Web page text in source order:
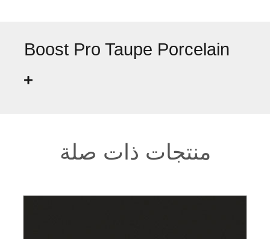
Boost Pro Taupe Porcelain
منتجات ذات صلة